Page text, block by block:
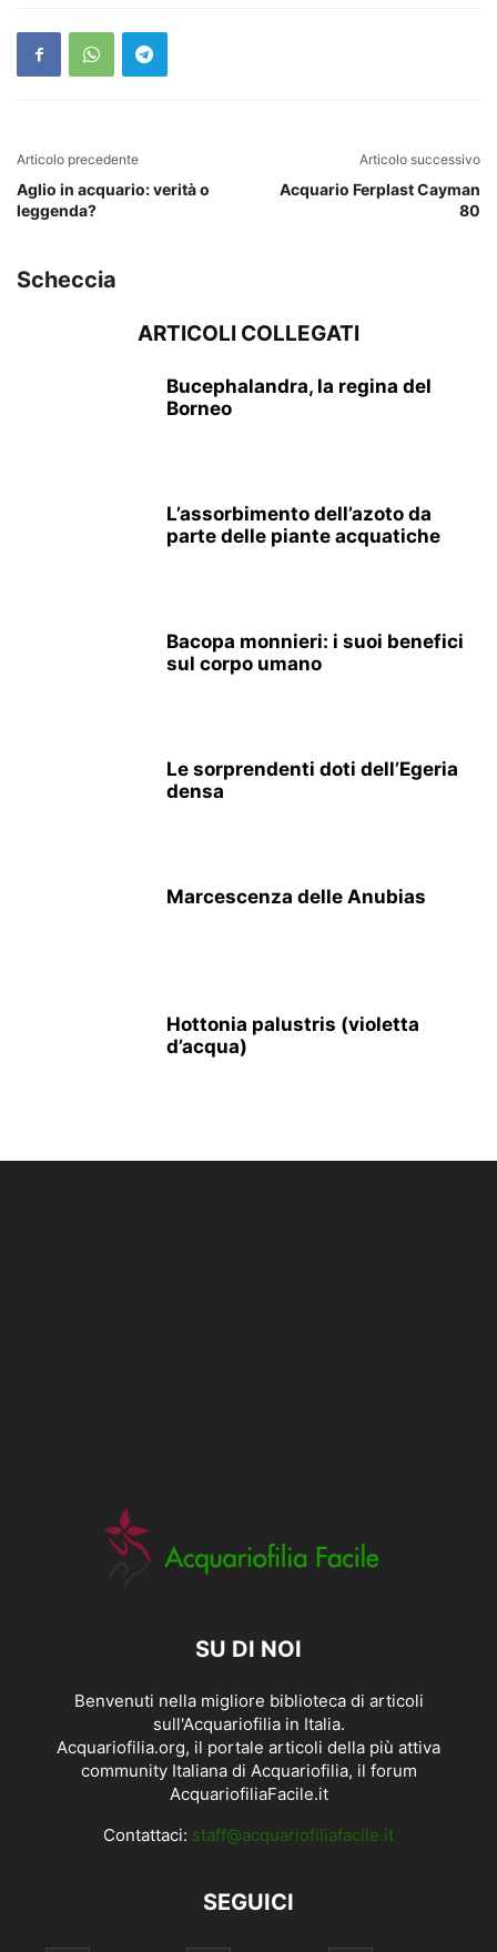
Articolo precedente
Aglio in acquario: verità o
leggenda?
Articolo successivo
Acquario Ferplast Cayman
80
Scheccia
ARTICOLI COLLEGATI
Bucephalandra, la regina del
Borneo
L’assorbimento dell’azoto da
parte delle piante acquatiche
Bacopa monnieri: i suoi benefici
sul corpo umano
Le sorprendenti doti dell’Egeria
densa
Marcescenza delle Anubias
Hottonia palustris (violetta
d’acqua)
SU DI NOI
Benvenuti nella migliore biblioteca di articoli
sull'Acquariofilia in Italia.
Acquariofilia.org, il portale articoli della più attiva
community Italiana di Acquariofilia, il forum
AcquariofiliaFacile.it
Contattaci: staff@acquariofiliafacile.it
SEGUICI